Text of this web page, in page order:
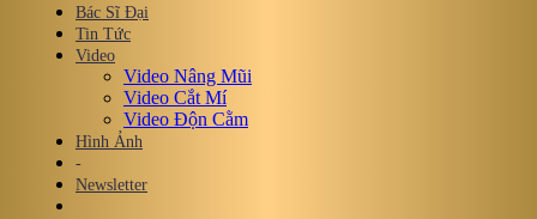
Bác Sĩ Đại
Tin Tức
Video
Video Nâng Mũi
Video Cắt Mí
Video Độn Cằm
Hình Ảnh
-
Newsletter